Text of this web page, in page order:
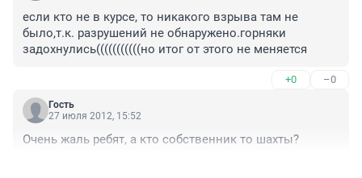
если кто не в курсе, то никакого взрыва там не
было,т.к. разрушений не обнаружено.горняки
задохнулись(((((((((((но итог от этого не меняется
+0 –0
Гость
27 июля 2012, 15:52
Очень жаль ребят, а кто собственник то шахты?